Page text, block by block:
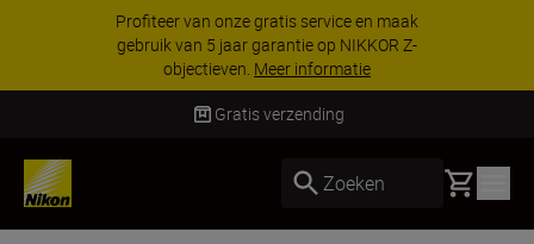
Profiteer van onze gratis service en maak
gebruik van 5 jaar garantie op NIKKOR Z-
objectieven. Meer informatie
Gratis verzending
Zoeken Basket